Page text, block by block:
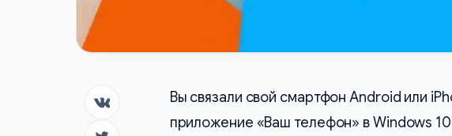
Поделиться в ВК
Вы связали свой смартфон Android или
приложение «Ваш телефон» в Windows